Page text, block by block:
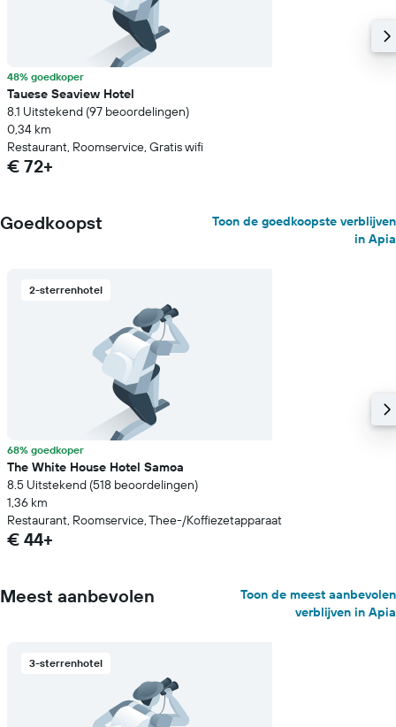
48% goedkoper
Tauese Seaview Hotel
8.1 Uitstekend (97 beoordelingen)
0,34 km
Restaurant, Roomservice, Gratis wifi
€ 72+
Goedkoopst
Toon de goedkoopste verblijven
in Apia
2-sterrenhotel
68% goedkoper
The White House Hotel Samoa
8.5 Uitstekend (518 beoordelingen)
1,36 km
Restaurant, Roomservice, Thee-/Koffiezetapparaat
€ 44+
Meest aanbevolen
Toon de meest aanbevolen
verblijven in Apia
3-sterrenhotel